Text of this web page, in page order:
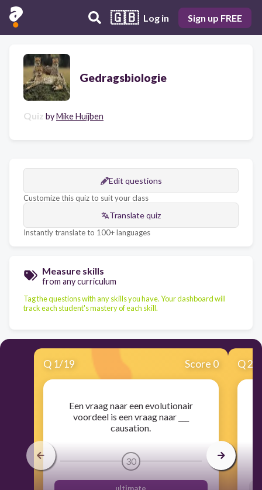
🇬🇧 Log in Sign up FREE
Gedragsbiologie
Quiz byMike Huijben
Edit questions
Customize this quiz to suit your class
Translate quiz
Instantly translate to 100+ languages
Measure skills
from any curriculum
Tag the questions with any skills you have. Your dashboard will
track each student's mastery of each skill.
Q 1/19 Score 0
Een vraag naar een evolutionair
voordeel is een vraag naar ___
causation.
30
Q2